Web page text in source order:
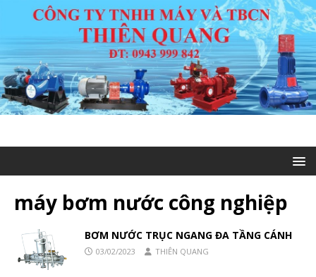
máy bơm nước công nghiệp
BƠM NƯỚC TRỤC NGANG ĐA TẦNG CÁNH
03/02/2023 THIÊN QUANG